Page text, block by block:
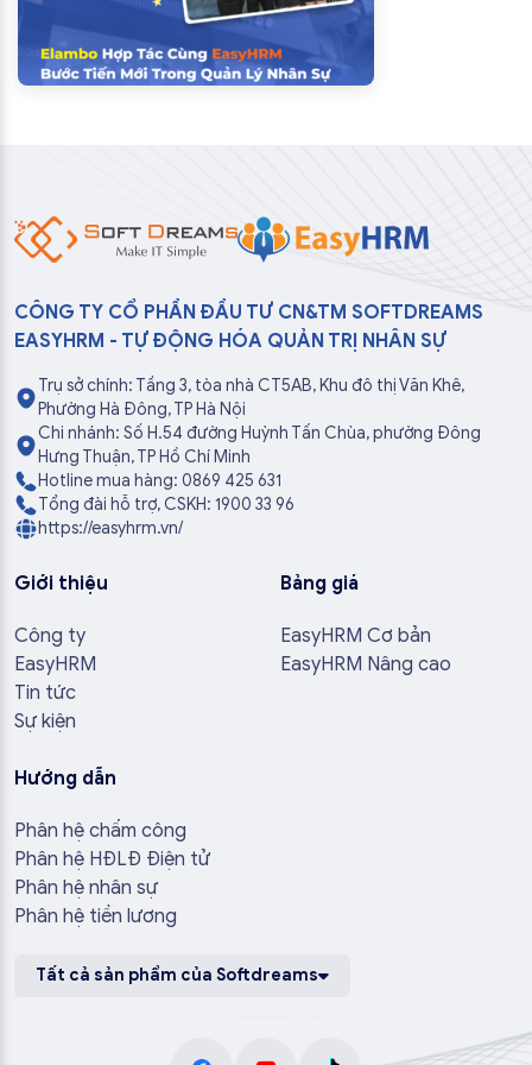
CÔNG TY CỔ PHẦN ĐẦU TƯ CN&TM SOFTDREAMS
EASYHRM - TỰ ĐỘNG HÓA QUẢN TRỊ NHÂN SỰ
Trụ sở chính: Tầng 3, tòa nhà CT5AB, Khu đô thị Văn Khê,
Phường Hà Đông, TP Hà Nội
Chi nhánh: Số H.54 đường Huỳnh Tấn Chùa, phường Đông
Hưng Thuận, TP Hồ Chí Minh
Hotline mua hàng: 0869 425 631
Tổng đài hỗ trợ, CSKH: 1900 33 96
https://easyhrm.vn/
Giới thiệu
Công ty
EasyHRM
Tin tức
Sự kiện
Bảng giá
EasyHRM Cơ bản
EasyHRM Nâng cao
Hướng dẫn
Phân hệ chấm công
Phân hệ HĐLĐ Điện tử
Phân hệ nhân sự
Phân hệ tiền lương
Tất cả sản phẩm của Softdreams